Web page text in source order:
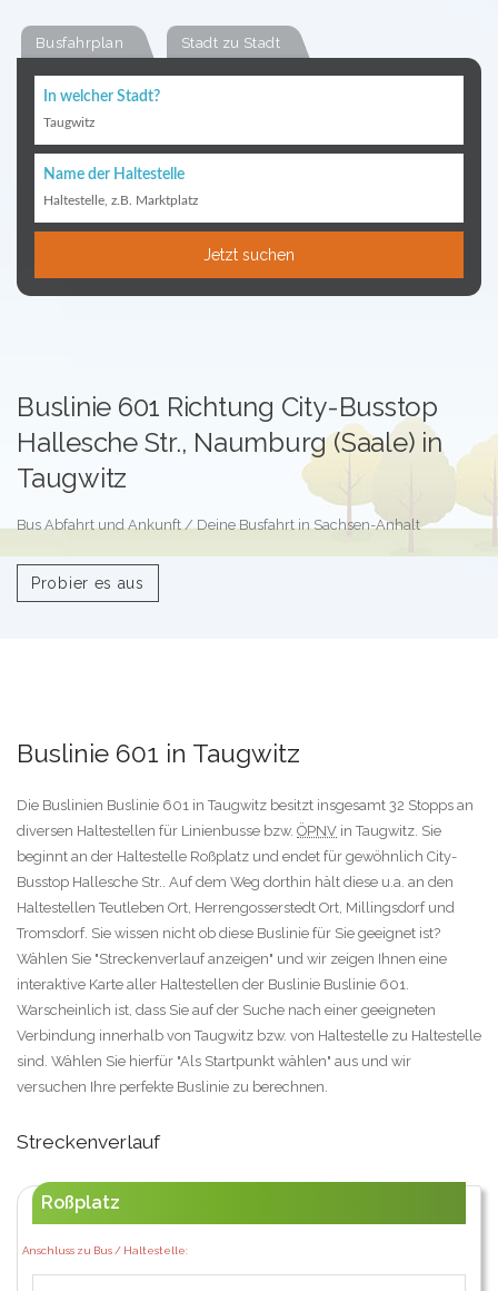
Busfahrplan Stadt zu Stadt
In welcher Stadt?
Taugwitz
Name der Haltestelle
Haltestelle, z.B. Marktplatz
Jetzt suchen
Buslinie 601 Richtung City-Busstop
Hallesche Str., Naumburg (Saale) in
Taugwitz
Bus Abfahrt und Ankunft / Deine Busfahrt in Sachsen-Anhalt
Probier es aus
Buslinie 601 in Taugwitz
Die Buslinien Buslinie 601 in Taugwitz besitzt insgesamt 32 Stopps an
diversen Haltestellen für Linienbusse bzw. ÖPNV in Taugwitz. Sie
beginnt an der Haltestelle Roßplatz und endet für gewöhnlich City-
Busstop Hallesche Str.. Auf dem Weg dorthin hält diese u.a. an den
Haltestellen Teutleben Ort, Herrengosserstedt Ort, Millingsdorf und
Tromsdorf. Sie wissen nicht ob diese Buslinie für Sie geeignet ist?
Wählen Sie "Streckenverlauf anzeigen" und wir zeigen Ihnen eine
interaktive Karte aller Haltestellen der Buslinie Buslinie 601.
Warscheinlich ist, dass Sie auf der Suche nach einer geeigneten
Verbindung innerhalb von Taugwitz bzw. von Haltestelle zu Haltestelle
sind. Wählen Sie hierfür "Als Startpunkt wählen" aus und wir
versuchen Ihre perfekte Buslinie zu berechnen.
Streckenverlauf
Roßplatz
Anschluss zu Bus / Haltestelle: